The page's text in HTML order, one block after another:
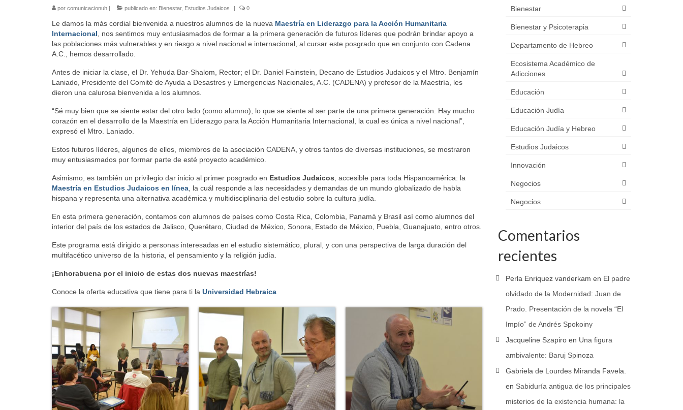
por comunicacionuh | publicado en: Bienestar, Estudios Judaicos | 0
Le damos la más cordial bienvenida a nuestros alumnos de la nueva Maestría en Liderazgo para la Acción Humanitaria
Internacional , nos sentimos muy entusiasmados de formar a la primera generación de futuros líderes que podrán brindar apoyo a
las poblaciones más vulnerables y en riesgo a nivel nacional e internacional, al cursar este posgrado que en conjunto con Cadena
A.C., hemos desarrollado.
Antes de iniciar la clase, el Dr. Yehuda Bar-Shalom, Rector; el Dr. Daniel Fainstein, Decano de Estudios Judaicos y el Mtro. Benjamín
Laniado, Presidente del Comité de Ayuda a Desastres y Emergencias Nacionales, A.C. (CADENA) y profesor de la Maestría, les
dieron una calurosa bienvenida a los alumnos.
“Sé muy bien que se siente estar del otro lado (como alumno), lo que se siente al ser parte de una primera generación. Hay mucho
corazón en el desarrollo de la Maestría en Liderazgo para la Acción Humanitaria Internacional, la cual es única a nivel nacional”,
expresó el Mtro. Laniado.
Estos futuros líderes, algunos de ellos, miembros de la asociación CADENA, y otros tantos de diversas instituciones, se mostraron
muy entusiasmados por formar parte de esté proyecto académico.
Asimismo, es también un privilegio dar inicio al primer posgrado en Estudios Judaicos , accesible para toda Hispanoamérica: la
Maestría en Estudios Judaicos en línea , la cuál responde a las necesidades y demandas de un mundo globalizado de habla
hispana y representa una alternativa académica y multidisciplinaria del estudio sobre la cultura judía.
En esta primera generación, contamos con alumnos de países como Costa Rica, Colombia, Panamá y Brasil así como alumnos del
interior del país de los estados de Jalisco, Querétaro, Ciudad de México, Sonora, Estado de México, Puebla, Guanajuato, entro otros.
Este programa está dirigido a personas interesadas en el estudio sistemático, plural, y con una perspectiva de larga duración del
multifacético universo de la historia, el pensamiento y la religión judía.
¡Enhorabuena por el inicio de estas dos nuevas maestrías!
Conoce la oferta educativa que tiene para ti la Universidad Hebraica
Bienestar
Bienestar y Psicoterapia
Departamento de Hebreo
Ecosistema Académico de
Adicciones
Educación
Educación Judía
Educación Judía y Hebreo
Estudios Judaicos
Innovación
Negocios
Negocios
Comentarios
recientes
Perla Enriquez vanderkam en El padre
olvidado de la Modernidad: Juan de
Prado. Presentación de la novela “El
Impío” de Andrés Spokoiny
Jacqueline Szapiroen Una figura
ambivalente: Baruj Spinoza
Gabriela de Lourdes Miranda Favela.
en Sabiduría antigua de los principales
misterios de la existencia humana: la